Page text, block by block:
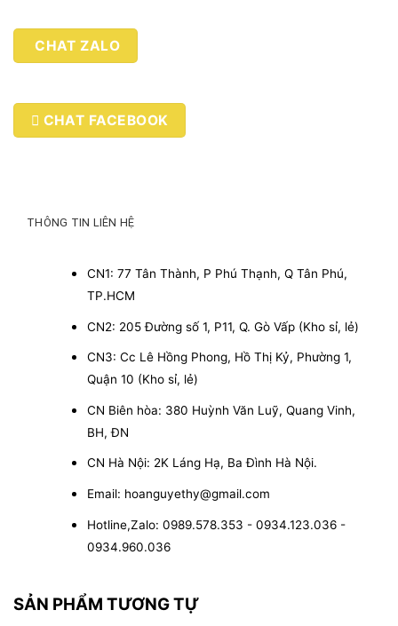
êm
002CHAT ZALO
CHAT FACEBOOK
THÔNG TIN LIÊN HỆ
CN1: 77 Tân Thành, P Phú Thạnh, Q Tân Phú,
TP.HCM
CN2: 205 Đường số 1, P11, Q. Gò Vấp (Kho sỉ, lẻ)
CN3: Cc Lê Hồng Phong, Hồ Thị Kỷ, Phường 1,
Quận 10 (Kho sỉ, lẻ)
CN Biên hòa: 380 Huỳnh Văn Luỹ, Quang Vinh,
BH, ĐN
CN Hà Nội: 2K Láng Hạ, Ba Đình Hà Nội.
Email: hoanguyethy@gmail.com
Hotline,Zalo: 0989.578.353 - 0934.123.036 -
0934.960.036
SẢN PHẨM TƯƠNG TỰ